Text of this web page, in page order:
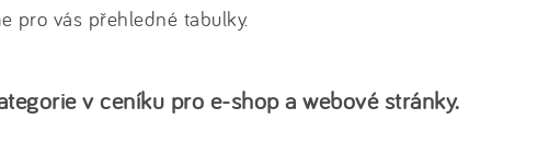
pro vás přehledné tabulky.
v ceníku pro e-shop a webové stránky.